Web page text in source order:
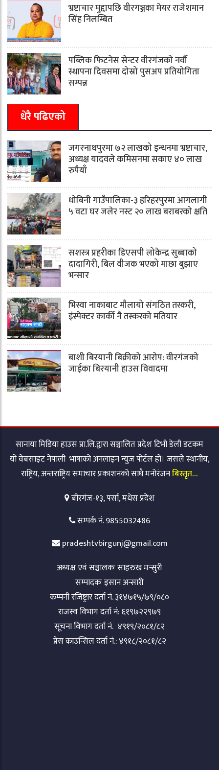
भ्रष्टाचार मुद्दापछि वीरगञ्जका मेयर राजेशमान
सिंह निलम्बित
पब्लिक फिटनेस सेन्टर वीरगंजको नवौँ
स्थापना दिवसमा दोस्रो पुसअप प्रतियोगिता
सम्पन्न
धेरै पढिएको
जगरनाथपुरमा ७२ लाखको इन्धनमा भ्रष्टाचार,
अध्यक्ष यादवले कमिसनमा सकाए ४० लाख
रुपैयाँ
धोबिनी गाउँपालिका-३ हरिहरपुरमा आगलागी
५ वटा घर जलेर नस्ट २० लाख बराबरको क्षति
सशस्त्र प्रहरीका डिएसपी लोकेन्द्र सुब्बाको
दादागिरी, बिल वीजक भएको माछा बुझाए
भन्सार
भिस्वा नाकाबाट मौलायो संगठित तस्करी,
इंस्पेक्टर कार्की नै तस्करको मतियार
बाशी बिरयानी बिक्रीको आरोप: वीरगंजको
जाईका बिरयानी हाउस विवादमा
सानाया मिडिया हाउस प्रा.लि.द्वारा सञ्चालित प्रदेश टिभी डेली डटकम
यो वेबसाइट नेपाली भाषाको अनलाइन न्युज पोर्टल हो। जसले स्थानीय,
राष्ट्रिय, अन्तराष्ट्रिय समाचार प्रकाशनको साथै मनोरंजनबिस्तृत…
बीरगंज-१३, पर्सा, मधेस प्रदेश
सम्पर्क नं. 9855032486
pradeshtvbirgunj@gmail.com
अध्यक्ष एवं सञ्चालकः साहरुख मन्सुरी
सम्पादकः इसान अन्सारी
कम्पनी रजिष्ट्रार दर्ता नं. ३१४७१५/७९/०८०
राजस्व विभाग दर्ता नं: ६१९७२२९७९
सूचना विभाग दर्ता नं. ४९१९/२०८१/८२
प्रेस काउन्सिल दर्ता नं.: ४९१८/२०८१/८२